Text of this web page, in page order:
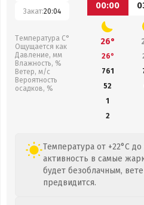
Закат:20:04
Температура С°
Ощущается как
Давление, мм
Влажность, %
Ветер, м/с
Вероятность
осадков, %
00:00
26°
26°
761
52
1
2
Температура от +22°C до
активность в самые
будет безоблачным,
предвидится.